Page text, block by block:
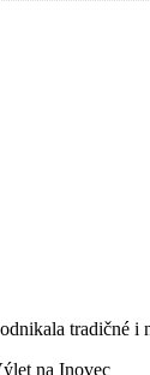
tradičné i
na Inovec